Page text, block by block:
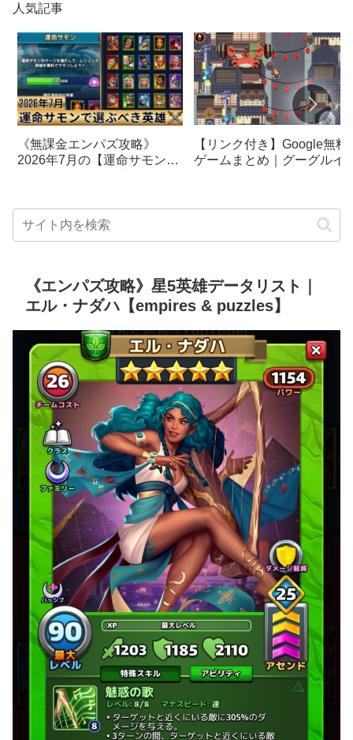
人気記事
《無課金エンパズ攻略》
2026年7月の【運命サモン】
【リンク付き】Google無料
ゲームまとめ｜グーグルイ
クetc…
《エンパズ攻略》星5英雄データリスト｜
エル・ナダハ【empires & puzzles】